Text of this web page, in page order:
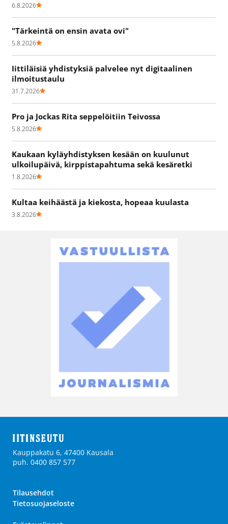
6.8.2026
"Tärkeintä on ensin avata ovi"
5.8.2026
Iittiläisiä yhdistyksiä palvelee nyt digitaalinen
ilmoitustaulu
31.7.2026
Pro ja Jockas Rita seppelöitiin Teivossa
5.8.2026
Kaukaan kyläyhdistyksen kesään on kuulunut
ulkoilupäivä, kirppistapahtuma sekä kesäretki
1.8.2026
Kultaa keihäästä ja kiekosta, hopeaa kuulasta
3.8.2026
Kauppakatu 6, 47400 Kausala
puh. 0400 857 577
Tilausehdot
Tietosuojaseloste